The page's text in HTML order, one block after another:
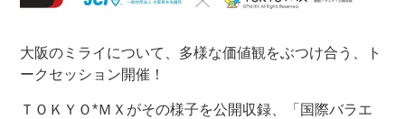
大阪のミライについて、多様な価値観をぶつけ合う、ト
ークセッション開催！
ＴＯＫＹＯ*ＭＸがその様子を公開収録、「国際バラエ